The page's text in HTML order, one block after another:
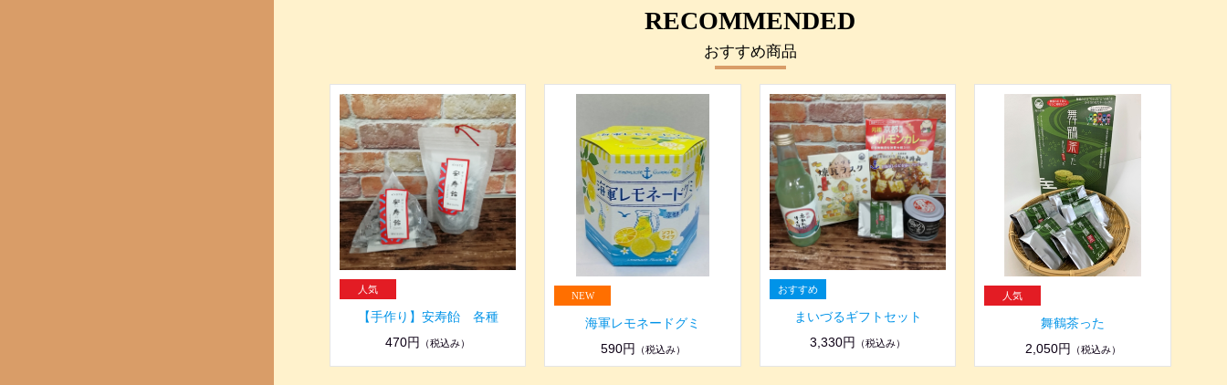
RECOMMENDED
おすすめ商品
【手作り】安寿飴 各種
470円
（税込み）
海軍レモネードグミ
590円 （税込み）
まいづるギフトセット
3,330円
（税込み）
舞鶴茶った
2,050円 （税込み）